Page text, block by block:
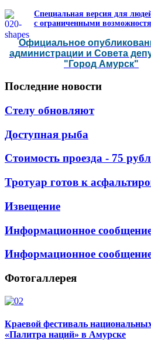
Специальная версия для
с ограниченными
Официальное
администрации и Совета
"Город Амурск"
Последние новости
Стелу обновляют
Доступная рыба
Стоимость проезда - 75
Тротуар готов к
Извещение
Информационное
Информационное
Фотогаллерея
Краевой фестиваль
«Палитра наций» в Амурске